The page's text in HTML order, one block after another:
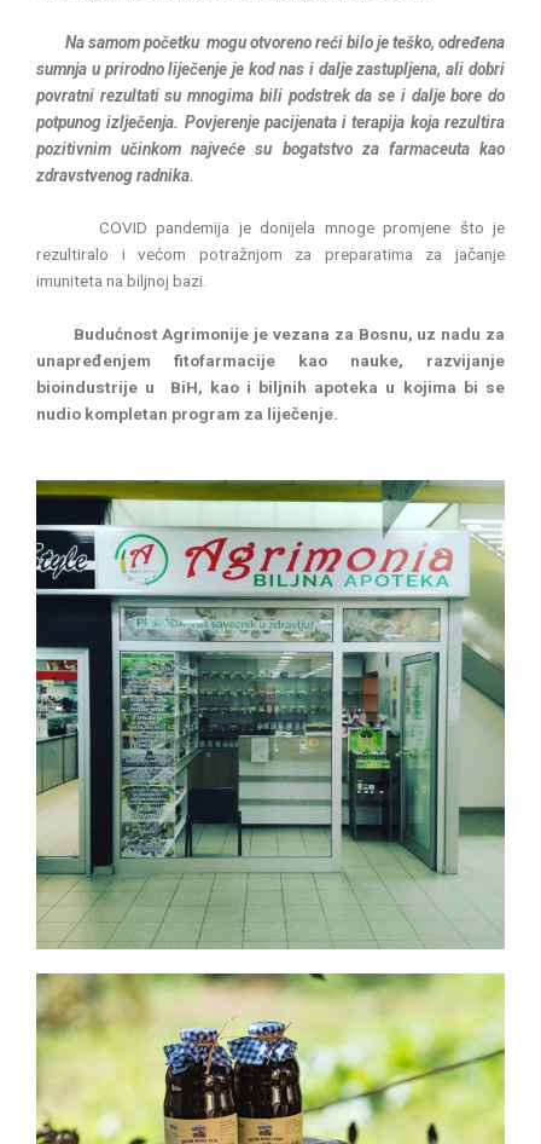
Na samom početku mogu otvoreno reći bilo je teško, određena
sumnja u prirodno liječenje je kod nas i dalje zastupljena, ali dobri
povratni rezultati su mnogima bili podstrek da se i dalje bore do
potpunog izlječenja. Povjerenje pacijenata i terapija koja rezultira
pozitivnim učinkom najveće su bogatstvo za farmaceuta kao
zdravstvenog radnika.
COVID pandemija je donijela mnoge promjene što je
rezultiralo i većom potražnjom za preparatima za jačanje
imuniteta na biljnoj bazi.
Budućnost Agrimonije je vezana za Bosnu, uz nadu za
unapređenjem fitofarmacije kao nauke, razvijanje
bioindustrije u BiH, kao i biljnih apoteka u kojima bi se
nudio kompletan program za liječenje.